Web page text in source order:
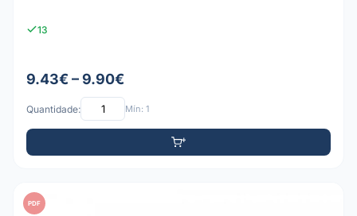
13
9.43€ – 9.90€
Quantidade: Mín: 1
PDF